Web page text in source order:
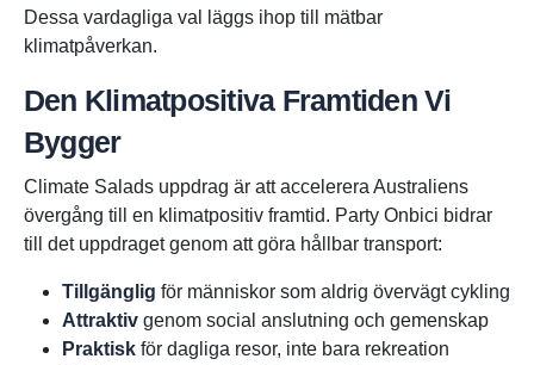
Dessa vardagliga val läggs ihop till mätbar
klimatpåverkan.
Den Klimatpositiva Framtiden Vi
Bygger
Climate Salads uppdrag är att accelerera Australiens
övergång till en klimatpositiv framtid. Party Onbici bidrar
till det uppdraget genom att göra hållbar transport:
Tillgänglig för människor som aldrig övervägt cykling
Attraktiv genom social anslutning och gemenskap
Praktisk för dagliga resor, inte bara rekreation